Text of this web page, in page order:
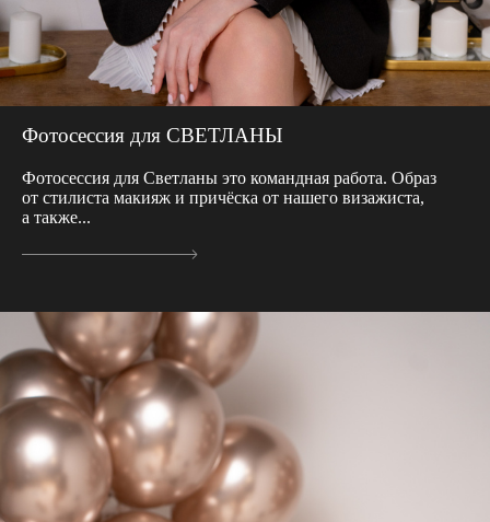
Фотосессия для СВЕТЛАНЫ
Фотосессия для Светланы это командная работа. Образ
от стилиста макияж и причёска от нашего визажиста,
а также...